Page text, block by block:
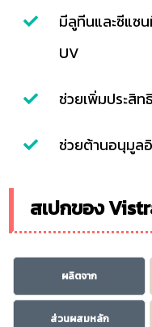
มีลูทีนและซีแซ
UV
ช่วยเพิ่มประสิท
ช่วยต้านอนุมูล
สเปกของ
ผลิตจาก
ส่วนผสมหลัก